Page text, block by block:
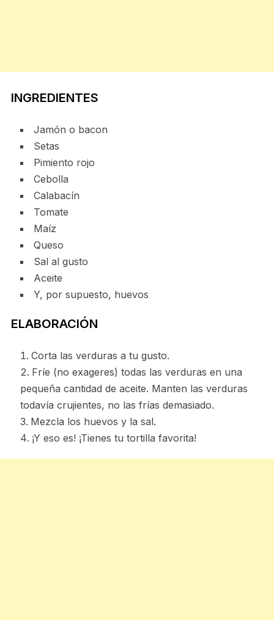
INGREDIENTES
Jamón o bacon
Setas
Pimiento rojo
Cebolla
Calabacín
Tomate
Maíz
Queso
Sal al gusto
Aceite
Y, por supuesto, huevos
ELABORACIÓN
Corta las verduras a tu gusto.
Fríe (no exageres) todas las verduras en una
pequeña cantidad de aceite. Manten las verduras
todavía crujientes, no las frías demasiado.
Mezcla los huevos y la sal.
¡Y eso es! ¡Tienes tu tortilla favorita!